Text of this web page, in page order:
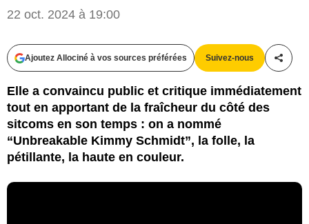
22 oct. 2024 à 19:00
Ajoutez Allociné à vos sources préférées Suivez-nous
Elle a convaincu public et critique immédiatement
tout en apportant de la fraîcheur du côté des
sitcoms en son temps : on a nommé
“Unbreakable Kimmy Schmidt”, la folle, la
pétillante, la haute en couleur.